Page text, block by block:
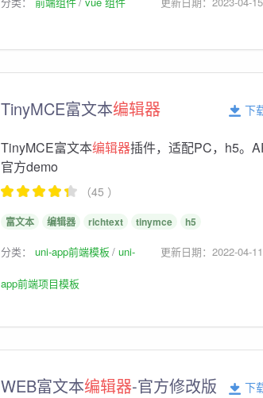
TinyMCE富文本编辑器 下
TinyMCE富文本编辑器插件，适配PC，h5。
官方demo
（45 ）
富文本 编辑器 richtext tinymce h5
分类： uni-app前端模板 uni-
app前端项目模板
更新日期：2022-04-11
WEB富文本编辑器-官方修改版 下